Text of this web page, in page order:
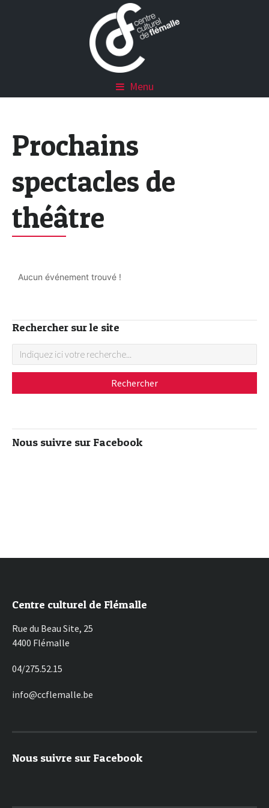
Menu
Prochains
spectacles de
théâtre
Aucun événement trouvé !
Rechercher sur le site
Nous suivre sur Facebook
Centre culturel de Flémalle
Rue du Beau Site, 25
4400 Flémalle
04/275.52.15
info@ccflemalle.be
Nous suivre sur Facebook